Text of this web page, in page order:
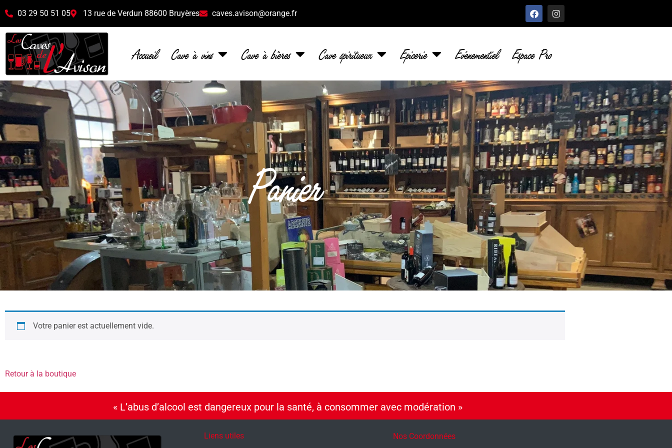
03 29 50 51 05 13 rue de Verdun 88600 Bruyères caves.avison@orange.fr
Accueil Cave à vins Cave à bières Cave spiritueux Epicerie Evénementiel Espace Pro
Panier
Votre panier est actuellement vide.
Retour à la boutique
« L’abus d’alcool est dangereux pour la santé, à consommer avec modération »
Liens utiles Nos Coordonnées